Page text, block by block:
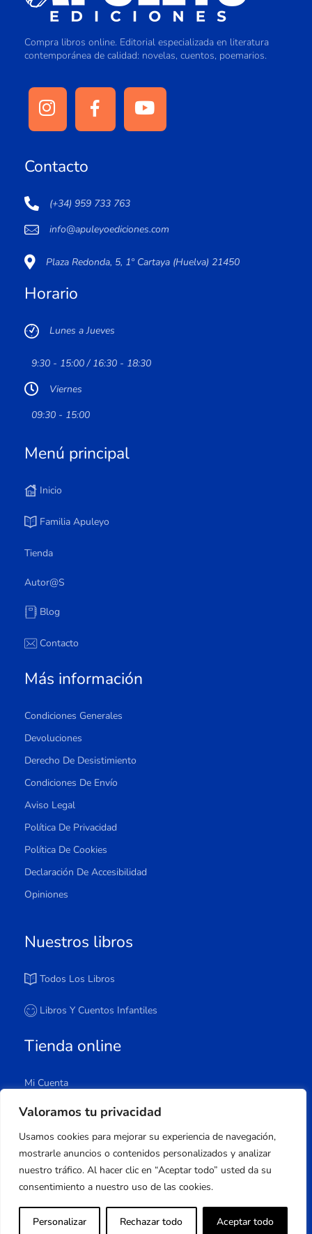
Valoramos tu privacidad
Usamos cookies para mejorar su experiencia de navegación,
mostrarle anuncios o contenidos personalizados y analizar
nuestro tráfico. Al hacer clic en “Aceptar todo” usted da su
consentimiento a nuestro uso de las cookies.
Personalizar Rechazar todo Aceptar todo
Compra libros online. Editorial especializada en literatura
contemporánea de calidad: novelas, cuentos, poemarios.
Contacto
(+34) 959 733 763
info@apuleyoediciones.com
Plaza Redonda, 5, 1º Cartaya (Huelva) 21450
Horario
Lunes a Jueves
9:30 - 15:00 / 16:30 - 18:30
Viernes
09:30 - 15:00
Menú principal
Inicio
Familia Apuleyo
Tienda
Autor@s
Blog
Contacto
Más información
Condiciones Generales
Devoluciones
Derecho De Desistimiento
Condiciones De Envío
Aviso Legal
Política De Privacidad
Política De Cookies
Declaración De Accesibilidad
Opiniones
Nuestros libros
Todos Los Libros
Libros Y Cuentos Infantiles
Tienda online
Mi Cuenta
Carrito
Lista De Deseos
Copyright © 2023 Apuleyo Ediciones | Desarrollo